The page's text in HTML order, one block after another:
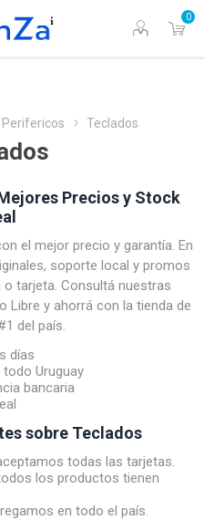
0
Perifericos Teclados
Precios y Stock
el mejor precio y garantía. En
soporte local y promos
tarjeta. Consultá nuestras
Libre y ahorrá con la tienda de
del país.
días
Uruguay
bancaria
sobre Teclados
todas las tarjetas.
los productos tienen
en todo el país.